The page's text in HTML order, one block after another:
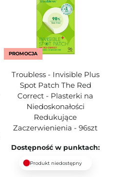
PROMOCJA
Troubless - Invisible Plus
Spot Patch The Red
Correct - Plasterki na
Niedoskonałości
Redukujące
Zaczerwienienia - 96szt
Dostępność w punktach:
Produkt niedostępny